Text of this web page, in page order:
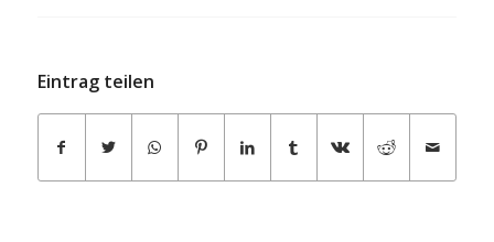
Eintrag teilen